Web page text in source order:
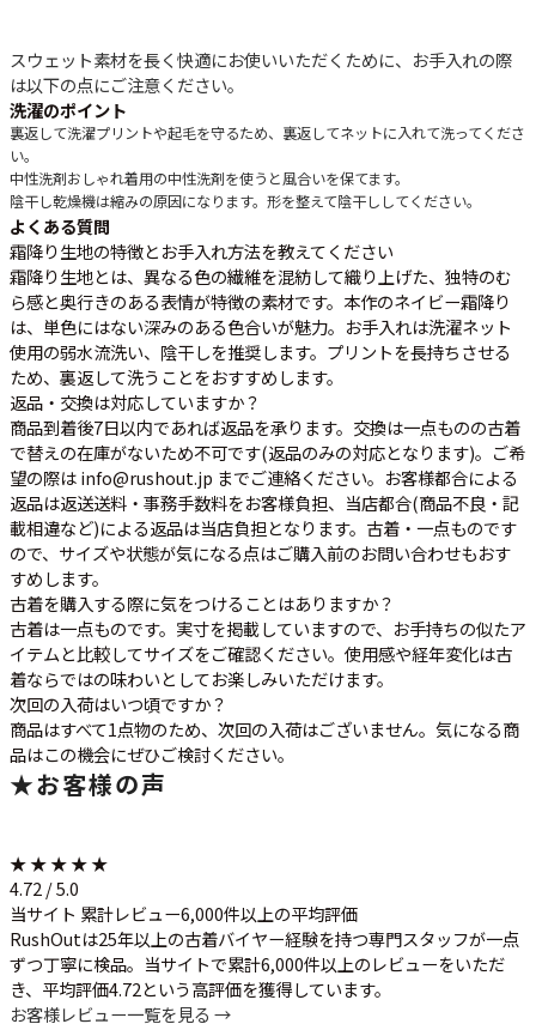
スウェット素材を長く快適にお使いいただくために、お手入れの際
は以下の点にご注意ください。
洗濯のポイント
裏返して洗濯プリントや起毛を守るため、裏返してネットに入れて洗ってくださ
い。
中性洗剤おしゃれ着用の中性洗剤を使うと風合いを保てます。
陰干し乾燥機は縮みの原因になります。形を整えて陰干ししてください。
よくある質問
霜降り生地の特徴とお手入れ方法を教えてください
霜降り生地とは、異なる色の繊維を混紡して織り上げた、独特のむ
ら感と奥行きのある表情が特徴の素材です。本作のネイビー霜降り
は、単色にはない深みのある色合いが魅力。お手入れは洗濯ネット
使用の弱水流洗い、陰干しを推奨します。プリントを長持ちさせる
ため、裏返して洗うことをおすすめします。
返品・交換は対応していますか？
商品到着後7日以内であれば返品を承ります。交換は一点ものの古着
で替えの在庫がないため不可です(返品のみの対応となります)。ご希
望の際は info@rushout.jp までご連絡ください。お客様都合による
返品は返送送料・事務手数料をお客様負担、当店都合(商品不良・記
載相違など)による返品は当店負担となります。古着・一点ものです
ので、サイズや状態が気になる点はご購入前のお問い合わせもおす
すめします。
古着を購入する際に気をつけることはありますか？
古着は一点ものです。実寸を掲載していますので、お手持ちの似たア
イテムと比較してサイズをご確認ください。使用感や経年変化は古
着ならではの味わいとしてお楽しみいただけます。
次回の入荷はいつ頃ですか？
商品はすべて1点物のため、次回の入荷はございません。気になる商
品はこの機会にぜひご検討ください。
★お客様の声
★ ★ ★ ★ ★
4.72 / 5.0
当サイト 累計レビュー6,000件以上の平均評価
RushOutは25年以上の古着バイヤー経験を持つ専門スタッフが一点
ずつ丁寧に検品。当サイトで累計6,000件以上のレビューをいただ
き、平均評価4.72という高評価を獲得しています。
お客様レビュー一覧を見る →